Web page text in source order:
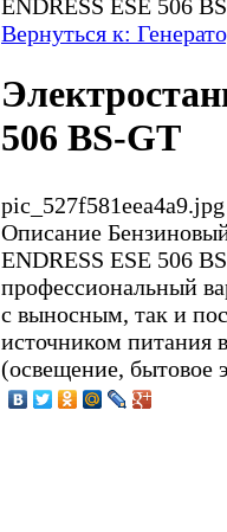
ENDRESS ESE 506
Вернуться к:
506 BS-GT
pic_527f581eea4a9.jpg
Описание
ENDRESS ESE 506
профессиональный
c выносным, так и
источником питания
(освещение, бытовое